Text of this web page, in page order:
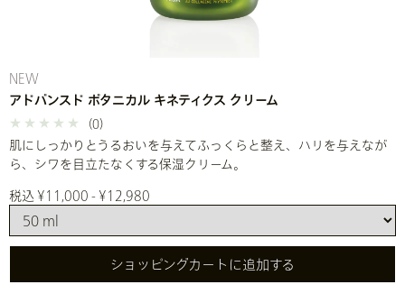
NEW
アドバンスド ボタニカル キネティクス クリーム
(0)
肌にしっかりとうるおいを与えてふっくらと整え、ハリを与えなが
ら、シワを目立たなくする保湿クリーム。
税込 ¥11,000 - ¥12,980
ショッピングカートに追加する